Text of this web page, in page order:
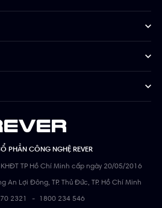
PHẦN CÔNG NGHỆ REVER
TP Hồ Chí Minh cấp ngày 20/05/2016
An Lợi Đông, TP. Thủ Đức, TP. Hồ Chí Minh
2321 - 1800 234 546